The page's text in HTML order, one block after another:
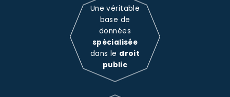
Une véritable
base de
données
spécialisée
dans le droit
public